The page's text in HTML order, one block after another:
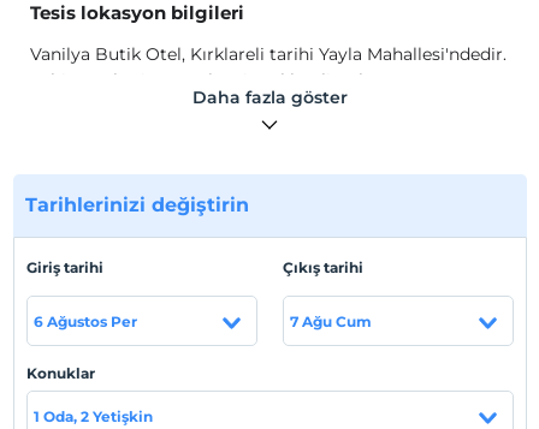
Tesis lokasyon bilgileri
Vanilya Butik Otel, Kırklareli tarihi Yayla Mahallesi'ndedir.
Şehir merkezi, Atatürk Evi, Kırklareli Kültür ve Sanat
Müzesi, Ali rıza Efendi Müzesi'ne yürüyüş mesafesindedir.
Check/in
En erken saat 13:00 ve sonrası
Check/out
En geç saat 11:00 ve öncesi
Daha fazla göster
Tarihlerinizi değiştirin
Giriş tarihi
6 Ağustos Per
Çıkış tarihi
7 Ağu Cum
Konuklar
1 Oda, 2 Yetişkin